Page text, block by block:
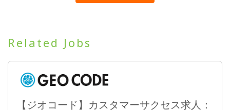
Related Jobs
【ジオコード】カスタマーサクセス求人：